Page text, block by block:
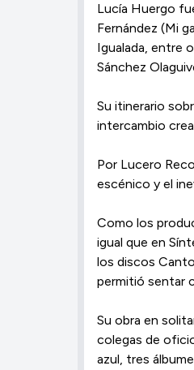
Lucía Huergo
Fernández (Mi
Igualada, entre
Sánchez
Su itinerario
intercambio
Por Lucero
escénico y el
Como los
igual que en
los discos
permitió sentar
Su obra en
colegas de
azul, tres